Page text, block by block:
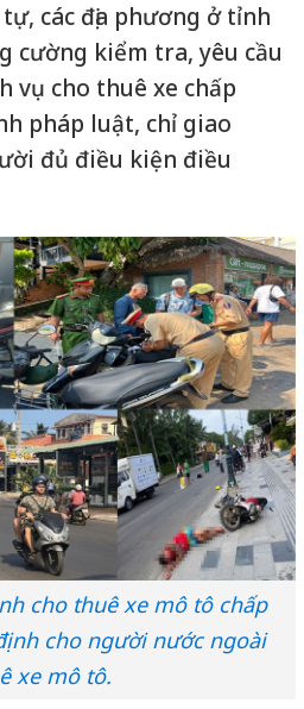
các địa phương ở tỉnh
cường kiểm tra, yêu cầu
vụ cho thuê xe chấp
pháp luật, chỉ giao
đủ điều kiện điều
cho thuê xe mô tô chấp
cho người nước ngoài
xe mô tô.